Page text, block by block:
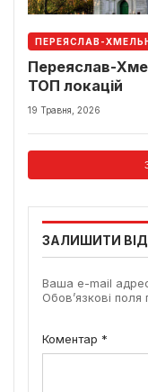
ПЕРЕЯСЛАВ-
Переяслав-
ТОП локацій
19 Травня, 2026
ЗАЛИШИТИ
Ваша e-mail
Обов’язкові поля
Коментар *